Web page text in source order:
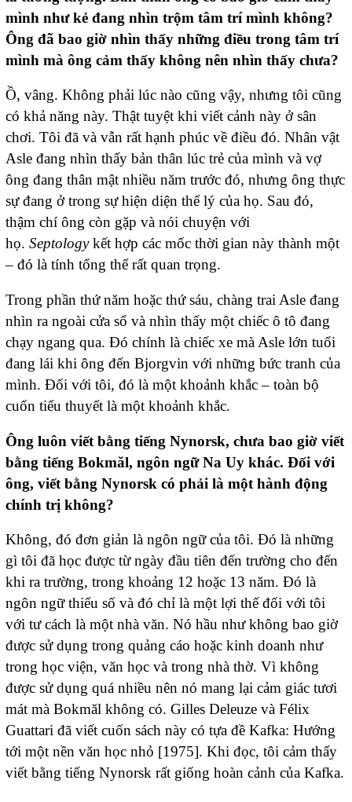
mình như kẻ đang nhìn trộm tâm trí mình không?
Ông đã bao giờ nhìn thấy những điều trong tâm trí
mình mà ông cảm thấy không nên nhìn thấy chưa?
Ồ, vâng. Không phải lúc nào cũng vậy, nhưng tôi cũng
có khả năng này. Thật tuyệt khi viết cảnh này ở sân
chơi. Tôi đã và vẫn rất hạnh phúc về điều đó. Nhân vật
Asle đang nhìn thấy bản thân lúc trẻ của mình và vợ
ông đang thân mật nhiều năm trước đó, nhưng ông thực
sự đang ở trong sự hiện diện thể lý của họ. Sau đó,
thậm chí ông còn gặp và nói chuyện với
họ. Septologykết hợp các mốc thời gian này thành một
– đó là tính tổng thể rất quan trọng.
Trong phần thứ năm hoặc thứ sáu, chàng trai Asle đang
nhìn ra ngoài cửa sổ và nhìn thấy một chiếc ô tô đang
chạy ngang qua. Đó chính là chiếc xe mà Asle lớn tuổi
đang lái khi ông đến Bjorgvin với những bức tranh của
mình. Đối với tôi, đó là một khoảnh khắc – toàn bộ
cuốn tiểu thuyết là một khoảnh khắc.
Ông luôn viết bằng tiếng Nynorsk, chưa bao giờ viết
bằng tiếng Bokmăl, ngôn ngữ Na Uy khác. Đối với
ông, viết bằng Nynorsk có phải là một hành động
chính trị không?
Không, đó đơn giản là ngôn ngữ của tôi. Đó là những
gì tôi đã học được từ ngày đầu tiên đến trường cho đến
khi ra trường, trong khoảng 12 hoặc 13 năm. Đó là
ngôn ngữ thiểu số và đó chỉ là một lợi thế đối với tôi
với tư cách là một nhà văn. Nó hầu như không bao giờ
được sử dụng trong quảng cáo hoặc kinh doanh như
trong học viện, văn học và trong nhà thờ. Vì không
được sử dụng quá nhiều nên nó mang lại cảm giác tươi
mát mà Bokmăl không có. Gilles Deleuze và Félix
Guattari đã viết cuốn sách này có tựa đề Kafka: Hướng
tới một nền văn học nhỏ [1975]. Khi đọc, tôi cảm thấy
viết bằng tiếng Nynorsk rất giống hoàn cảnh của Kafka.